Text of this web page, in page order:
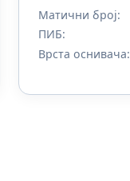
Матични број:
ПИБ:
Врста оснивача: